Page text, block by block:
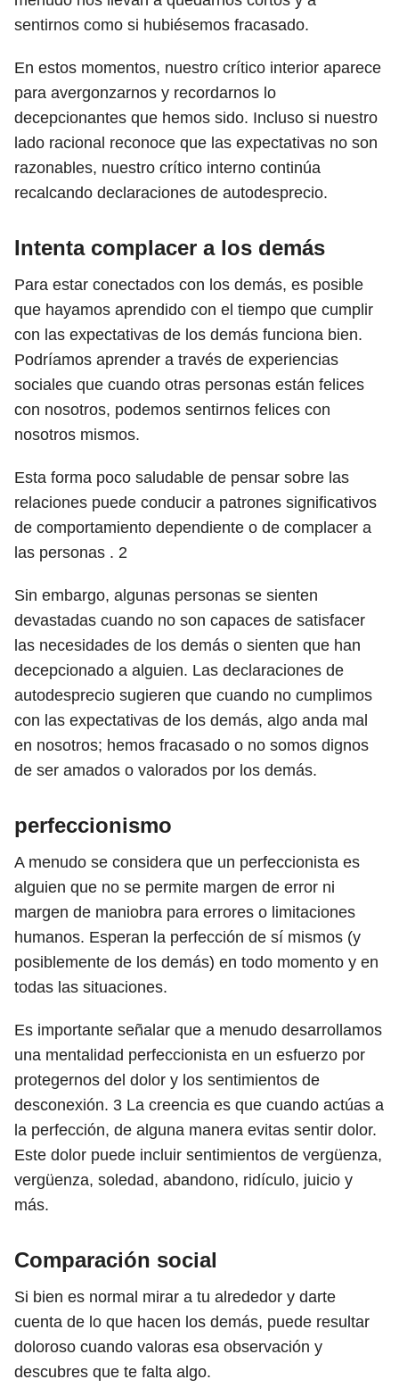
sentirnos como si hubiésemos fracasado.
En estos momentos, nuestro crítico interior aparece
para avergonzarnos y recordarnos lo
decepcionantes que hemos sido. Incluso si nuestro
lado racional reconoce que las expectativas no son
razonables, nuestro crítico interno continúa
recalcando declaraciones de autodesprecio.
Intenta complacer a los demás
Para estar conectados con los demás, es posible
que hayamos aprendido con el tiempo que cumplir
con las expectativas de los demás funciona bien.
Podríamos aprender a través de experiencias
sociales que cuando otras personas están felices
con nosotros, podemos sentirnos felices con
nosotros mismos.
Esta forma poco saludable de pensar sobre las
relaciones puede conducir a patrones significativos
de comportamiento dependiente o de complacer a
las personas . 2
Sin embargo, algunas personas se sienten
devastadas cuando no son capaces de satisfacer
las necesidades de los demás o sienten que han
decepcionado a alguien. Las declaraciones de
autodesprecio sugieren que cuando no cumplimos
con las expectativas de los demás, algo anda mal
en nosotros; hemos fracasado o no somos dignos
de ser amados o valorados por los demás.
perfeccionismo
A menudo se considera que un perfeccionista es
alguien que no se permite margen de error ni
margen de maniobra para errores o limitaciones
humanos. Esperan la perfección de sí mismos (y
posiblemente de los demás) en todo momento y en
todas las situaciones.
Es importante señalar que a menudo desarrollamos
una mentalidad perfeccionista en un esfuerzo por
protegernos del dolor y los sentimientos de
desconexión. 3 La creencia es que cuando actúas a
la perfección, de alguna manera evitas sentir dolor.
Este dolor puede incluir sentimientos de vergüenza,
vergüenza, soledad, abandono, ridículo, juicio y
más.
Comparación social
Si bien es normal mirar a tu alrededor y darte
cuenta de lo que hacen los demás, puede resultar
doloroso cuando valoras esa observación y
descubres que te falta algo.